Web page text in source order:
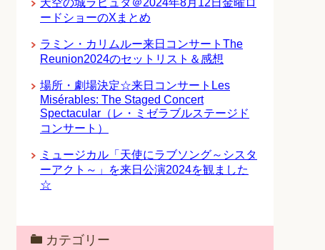
天空の城ラピュタ＠2024年8月12日金曜ロ
ードショーのXまとめ
ラミン・カリムルー来日コンサートThe
Reunion2024のセットリスト＆感想
場所・劇場決定☆来日コンサートLes
Misérables: The Staged Concert
Spectacular（レ・ミゼラブルステージド
コンサート）
ミュージカル「天使にラブソング～シスタ
ーアクト～」を来日公演2024を観ました
☆
カテゴリー